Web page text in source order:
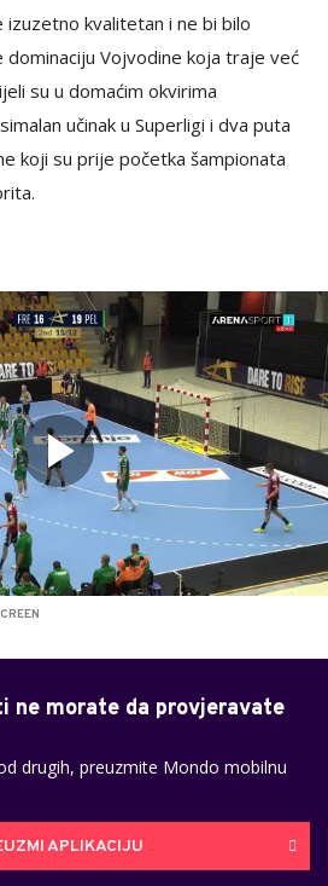
kvalitetan i ne bi bilo
dominaciju Vojvodine koja traje već
su u domaćim okvirima
učinak u Superligi i dva puta
koji su prije početka šampionata
ne morate da provjeravate
drugih, preuzmite Mondo mobilnu
APLIKACIJU